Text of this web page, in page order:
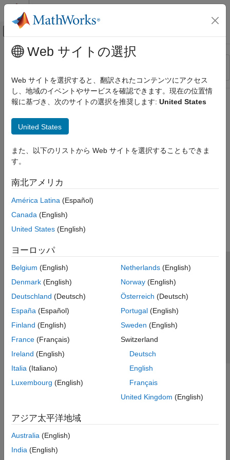
コンテンツへスキップ
オフキャンバス ナビゲーション メ
リソース
ステータス
メインコンテンツ
Web サイトの選択
Web サイトを選択すると、翻訳されたコンテンツにアクセス
し、地域のイベントやサービスを確認できます。現在の位置情
報に基づき、次のサイトの選択を推奨します: United States
United States
また、以下のリストから Web サイトを選択することもできま
す。
南北アメリカ
América Latina (Español)
Canada (English)
United States (English)
ヨーロッパ
Belgium (English)
Denmark (English)
Deutschland (Deutsch)
España (Español)
Finland (English)
France (Français)
Ireland (English)
Italia (Italiano)
Luxembourg (English)
Netherlands(English)
Norway(English)
Österreich (Deutsch)
Portugal(English)
Sweden (English)
Switzerland
Deutsch
English
Français
United Kingdom (English)
アジア太平洋地域
Australia (English)
India (English)
トラストセンター
プライバシー ポリシー
違法コピー防止
アプリケーション ステータス
© 1994-2026 The MathWorks, Inc.